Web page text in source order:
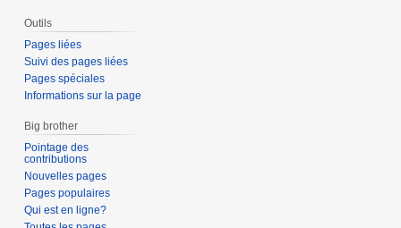
Outils
Pages liées
Suivi des pages liées
Pages spéciales
Informations sur la page
Big brother
Pointage des
contributions
Nouvelles pages
Pages populaires
Qui est en ligne?